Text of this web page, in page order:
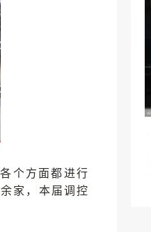
个方面都进行
家，本届调控